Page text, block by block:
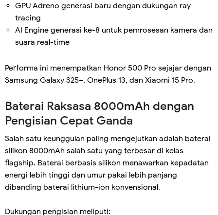
GPU Adreno generasi baru dengan dukungan ray
tracing
AI Engine generasi ke-8 untuk pemrosesan kamera dan
suara real-time
Performa ini menempatkan Honor 500 Pro sejajar dengan
Samsung Galaxy S25+, OnePlus 13, dan Xiaomi 15 Pro.
Baterai Raksasa 8000mAh dengan
Pengisian Cepat Ganda
Salah satu keunggulan paling mengejutkan adalah baterai
silikon 8000mAh salah satu yang terbesar di kelas
flagship. Baterai berbasis silikon menawarkan kepadatan
energi lebih tinggi dan umur pakai lebih panjang
dibanding baterai lithium-ion konvensional.
Dukungan pengisian meliputi: